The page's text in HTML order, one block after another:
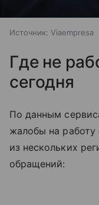
Источник: Viaempresa
Где не
сегодня
По данным
жалобы на работу
из нескольких
обращений: